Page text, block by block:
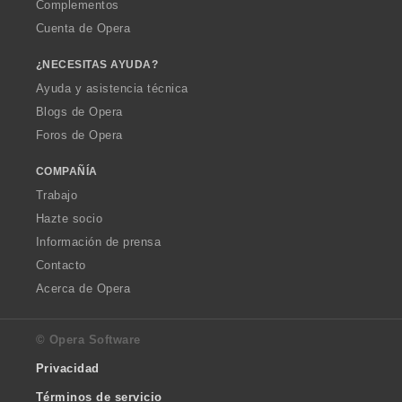
Complementos
Cuenta de Opera
¿NECESITAS AYUDA?
Ayuda y asistencia técnica
Blogs de Opera
Foros de Opera
COMPAÑÍA
Trabajo
Hazte socio
Información de prensa
Contacto
Acerca de Opera
© Opera Software
Privacidad
Términos de servicio